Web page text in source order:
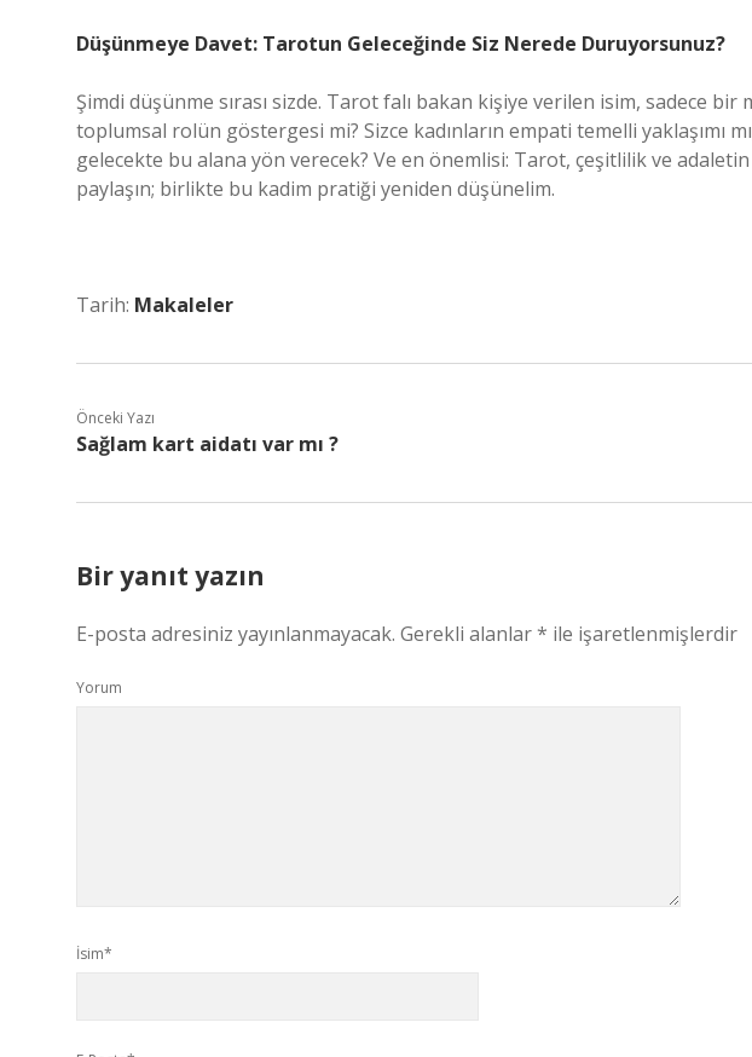
Düşünmeye Davet: Tarotun Geleceğinde Siz Nerede Duruyorsunuz?
Şimdi düşünme sırası sizde. Tarot falı bakan kişiye verilen isim, sadece bir
toplumsal rolün göstergesi mi? Sizce kadınların empati temelli yaklaşımı
gelecekte bu alana yön verecek? Ve en önemlisi: Tarot, çeşitlilik ve adaletin
paylaşın; birlikte bu kadim pratiği yeniden düşünelim.
Tarih: Makaleler
Önceki Yazı
Sağlam kart aidatı var mı ?
Bir yanıt yazın
E-posta adresiniz yayınlanmayacak. Gerekli alanlar* ile işaretlenmişlerdir
Yorum
İsim*